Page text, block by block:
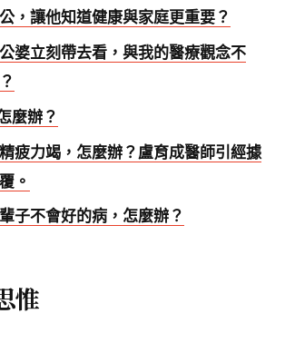
，讓他知道健康與家庭更重要？
婆立刻帶去看，與我的醫療觀念不
麼辦？
疲力竭，怎麼辦？盧育成醫師引經據
。
子不會好的病，怎麼辦？
惟